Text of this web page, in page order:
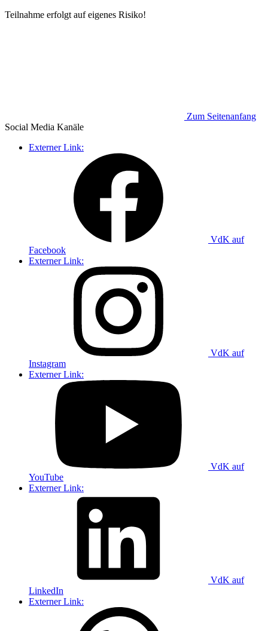
Teilnahme erfolgt auf eigenes Risiko!
Zum Seitenanfang
Social Media Kanäle
Externer Link:
VdK auf
Facebook
Externer Link:
VdK auf
Instagram
Externer Link:
VdK auf
YouTube
Externer Link:
VdK auf
LinkedIn
Externer Link: